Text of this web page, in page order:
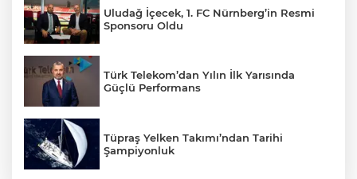
Uludağ İçecek, 1. FC Nürnberg’in Resmi
Sponsoru Oldu
Türk Telekom’dan Yılın İlk Yarısında
Güçlü Performans
Tüpraş Yelken Takımı’ndan Tarihi
Şampiyonluk